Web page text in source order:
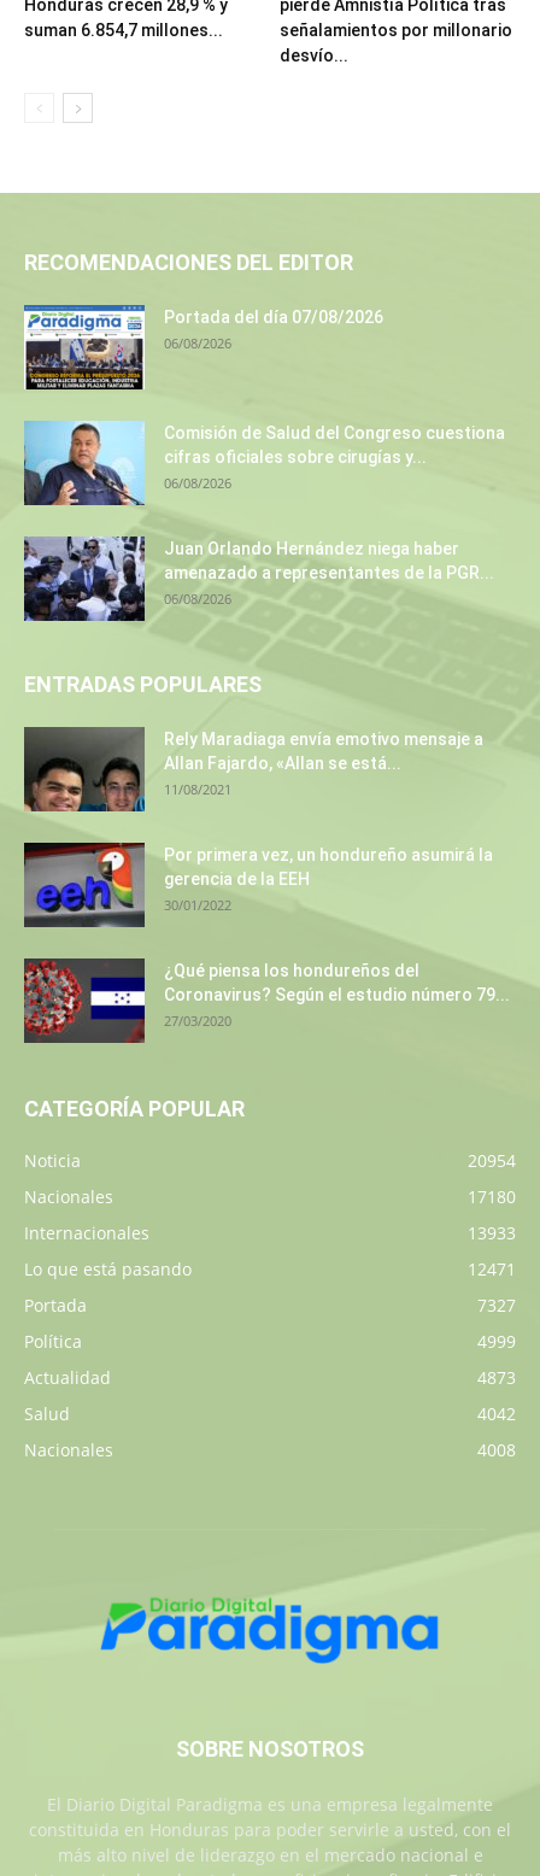
Honduras crecen 28,9 % y
suman 6.854,7 millones...
pierde Amnistía Política tras
señalamientos por millonario
desvío...
RECOMENDACIONES DEL EDITOR
Portada del día 07/08/2026
06/08/2026
Comisión de Salud del Congreso cuestiona
cifras oficiales sobre cirugías y...
06/08/2026
Juan Orlando Hernández niega haber
amenazado a representantes de la PGR...
06/08/2026
ENTRADAS POPULARES
Rely Maradiaga envía emotivo mensaje a
Allan Fajardo, «Allan se está...
11/08/2021
Por primera vez, un hondureño asumirá la
gerencia de la EEH
30/01/2022
¿Qué piensa los hondureños del
Coronavirus? Según el estudio número 79...
27/03/2020
CATEGORÍA POPULAR
Noticia
20954
Nacionales
17180
Internacionales
13933
Lo que está pasando
12471
Portada
7327
Política
4999
Actualidad
4873
Salud
4042
Nacionales
4008
SOBRE NOSOTROS
El Diario Digital Paradigma es una empresa legalmente
constituida en Honduras para poder servirle a usted, con el
más alto nivel de liderazgo en el mercado nacional e